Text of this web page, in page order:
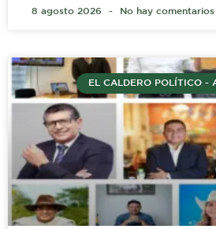
8 agosto 2026 No hay comentarios
EL CALDERO POLÍTICO -